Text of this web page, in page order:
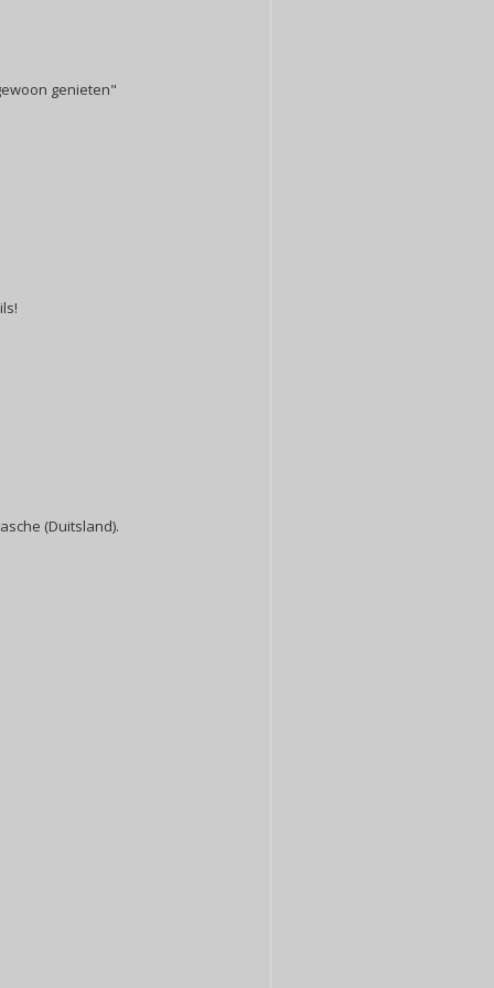
genieten"
(Duitsland).